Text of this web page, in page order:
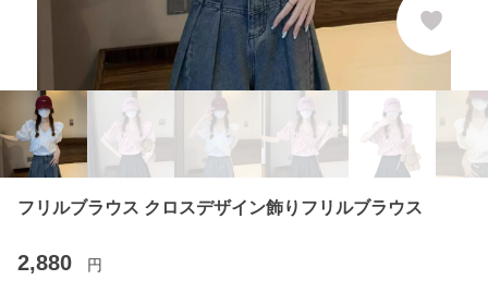
フリルブラウス クロスデザイン飾りフリルブラウス
2,880 円